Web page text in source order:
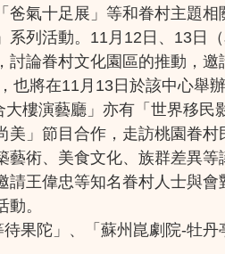
氣十足展」等和眷村主題
列活動。11月12日、13日
論眷村文化園區的推動，邀
將在11月13日於該中心舉
樓演藝廳」亦有「世界移民
」節目合作，走訪桃園眷
術、美食文化、族群差異
王偉忠等知名眷村人士與
。
果陀」、「蘇州崑劇院-牡